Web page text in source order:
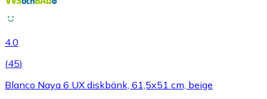
4.0
(45)
Blanco Naya 6 UX diskbänk, 61,5x51 cm, beige